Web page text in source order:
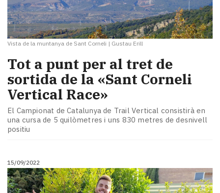
Vista de la muntanya de Sant Corneli | Gustau Erill
Tot a punt per al tret de
sortida de la «Sant Corneli
Vertical Race»
El Campionat de Catalunya de Trail Vertical consistirà en
una cursa de 5 quilòmetres i uns 830 metres de desnivell
positiu
15/09/2022